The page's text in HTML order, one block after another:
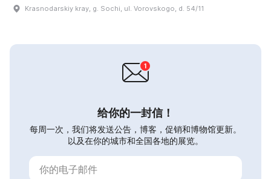
Krasnodarskiy kray, g. Sochi, ul. Vorovskogo, d. 54/11
给你的一封信！
每周一次，我们将发送公告，博客，促销和博物馆更新。
以及在你的城市和全国各地的展览。